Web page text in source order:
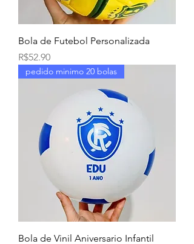
Bola de Futebol Personalizada
Price
R$52.90
pedido minimo 20 bolas
Bola de Vinil Aniversario Infantil